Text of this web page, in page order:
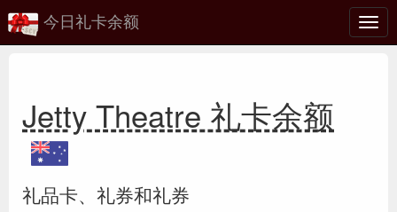
切
换
今日礼卡余额
Jetty Theatre 礼卡余额
礼品卡、礼券和礼券